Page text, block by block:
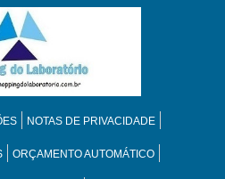
NOTAS DE PRIVACIDADE
ORÇAMENTO AUTOMÁTICO